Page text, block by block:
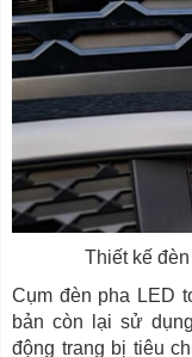
Thiết kế
Cụm đèn pha LED
bản còn lại sử
động trang bị tiêu